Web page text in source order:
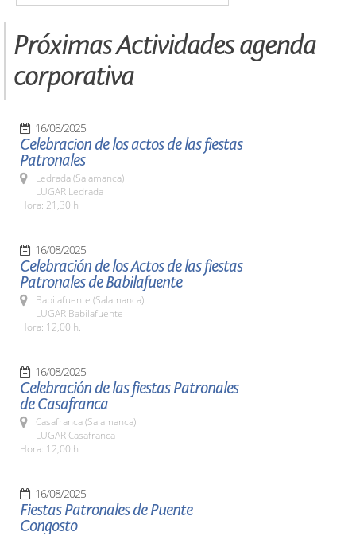
Próximas Actividades agenda
corporativa
16/08/2025
Celebracion de los actos de las fiestas
Patronales
Ledrada (Salamanca)
LUGAR Ledrada
Hora: 21,30 h
16/08/2025
Celebración de los Actos de las fiestas
Patronales de Babilafuente
Babilafuente (Salamanca)
LUGAR Babilafuente
Hora: 12,00 h.
16/08/2025
Celebración de las fiestas Patronales
de Casafranca
Casafranca (Salamanca)
LUGAR Casafranca
Hora: 12,00 h
16/08/2025
Fiestas Patronales de Puente
Congosto